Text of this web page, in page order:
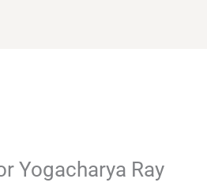
Yogacharya Ray